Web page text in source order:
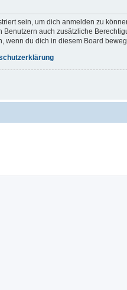
sein, um dich anmelden zu
Benutzern auch zusätzliche
wenn du dich in diesem Board